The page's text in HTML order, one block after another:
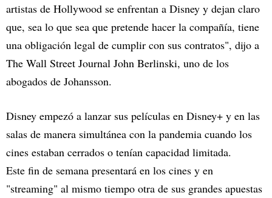
artistas de Hollywood se enfrentan a Disney y dejan claro
que, sea lo que sea que pretende hacer la compañía, tiene
una obligación legal de cumplir con sus contratos", dijo a
The Wall Street Journal John Berlinski, uno de los
abogados de Johansson.
Disney empezó a lanzar sus películas en Disney+ y en las
salas de manera simultánea con la pandemia cuando los
cines estaban cerrados o tenían capacidad limitada.
Este fin de semana presentará en los cines y en
"streaming" al mismo tiempo otra de sus grandes apuestas